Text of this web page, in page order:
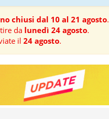
chiusi dal 10 al 21 agosto.
da lunedì 24 agosto.
il 24 agosto.